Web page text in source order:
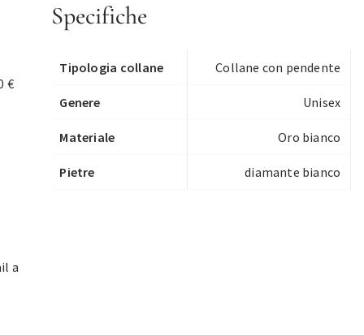
€
a
Specifiche
Tipologia collane Collane con pendente
Genere Unisex
Materiale Oro bianco
Pietre diamante bianco